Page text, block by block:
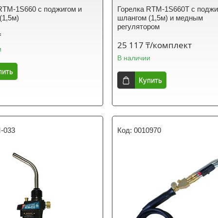
1S660 с поджигом и
Горелка RTM-1S660T с
шлангом (1,5м) и медным
регулятором
25 117 ₸/комплект
В наличии
Купить
033 0010970